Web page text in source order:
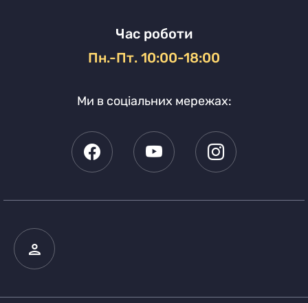
Час роботи
Пн.-Пт. 10:00-18:00
Ми в соціальних мережах: